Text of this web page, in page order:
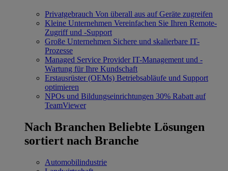
Privatgebrauch Von überall aus auf Geräte zugreifen
Kleine Unternehmen Vereinfachen Sie Ihren Remote-
Zugriff und -Support
Große Unternehmen Sichere und skalierbare IT-
Prozesse
Managed Service Provider IT-Management und -
Wartung für Ihre Kundschaft
Erstausrüster (OEMs) Betriebsabläufe und Support
optimieren
NPOs und Bildungseinrichtungen 30% Rabatt auf
TeamViewer
Nach Branchen Beliebte Lösungen
sortiert nach Branche
Automobilindustrie